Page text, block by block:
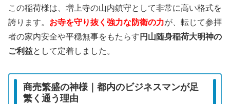
この稲荷様は、増上寺の山内鎮守として非常に高い格式を
誇ります。 お寺を守り抜く強力な防衛の力が、転じて参拝
者の家内安全や平穏無事をもたらす 円山随身稲荷大明神の
ご利益として定着しました。
商売繁盛の神様｜都内のビジネスマンが足
繁く通う理由